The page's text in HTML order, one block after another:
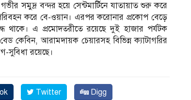
সমুদ্র বন্দর হয়ে সেন্টমার্টিনে যাতায়াত শুরু করে
পরিবহন করে বে-ওয়ান। এরপর করোনার প্রকোপ বেড়ে
থাকে। এ প্রমোদতরীতে রয়েছে দুই হাজার পর্যটক
কেবিন, আরামদায়ক চেয়ারসহ বিভিন্ন ক্যাটাগরির
রয়েছে।
Twitter Digg